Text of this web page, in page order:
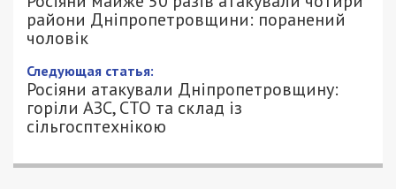
чотири райони Дніпропетровщини:
поранений чоловік
6/07/2026 - 19:00
АННА БАУМАН - СПЕЦИАЛЬНО ДЛЯ
49000.COM.UA
345